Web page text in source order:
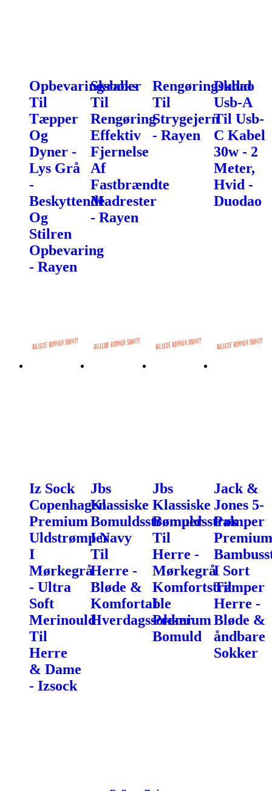
Opbevaringsboks
Til
Tæpper
Og
Dyner -
Lys Grå
-
Beskyttende
Og
Stilren
Opbevaring
- Rayen
Skraber
Til
Rengøring
Effektiv
Fjernelse
Af
Fastbrændte
Madrester
- Rayen
Rengøringsklud
Til
Strygejern
- Rayen
Dudao
Usb-A
Til Usb-
C Kabel
30w - 2
Meter,
Hvid -
Duodao
Iz Sock
Copenhagen
Premium
Uldstrømper
I
Mørkegrå
- Ultra
Soft
Merinould
Til
Herre
& Dame
- Izsock
Jbs
Klassiske
Bomuldsstrømper
I Navy
Til
Herre -
Bløde &
Komfortable
Hverdagssokker
Jbs
Klassiske
Bomuldsstrømper
Til
Herre -
Mørkegrå
Komfortstrømper
I
Premium
Bomuld
Jack &
Jones 5-
Pak
Premium
I Sort
Til
Herre -
Bløde &
åndbare
Sokker